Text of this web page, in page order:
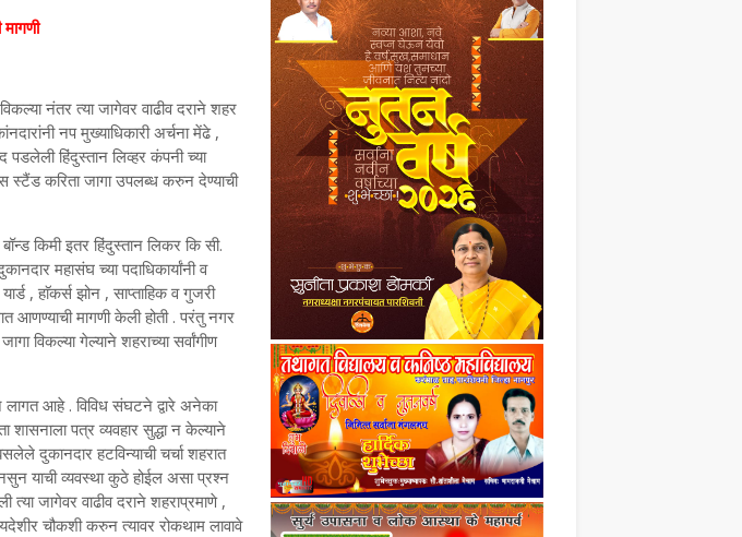
नंतर त्या जागेवर वाढीव दराने शहर
नप मुख्याधिकारी अर्चना मेंढे ,
हिंदुस्तान लिव्हर कंपनी च्या
स्टैंड करिता जागा उपलब्ध करुन देण्याची
किमी इतर हिंदुस्तान लिकर कि सी.
महासंघ च्या पदाधिकार्यांनी व
, हाॅकर्स झोन , साप्ताहिक व गुजरी
आणण्याची मागणी केली होती . परंतु नगर
विकल्या गेल्याने शहराच्या सर्वांगीण
लागत आहे . विविध संघटने द्वारे अनेका
शासनाला पत्र व्यवहार सुद्धा न केल्याने
दुकानदार हटविन्याची चर्चा शहरात
याची व्यवस्था कुठे होईल असा प्रश्न
त्या जागेवर वाढीव दराने शहराप्रमाणे ,
चौकशी करुन त्यावर रोकथाम लावावे